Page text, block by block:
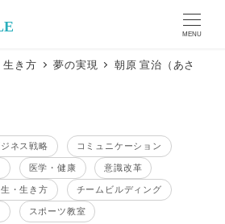
MENU
生き方 夢の実現
朝原 宣治（あさ
ネス戦略
テーマ
コミュニケーション
テーマ
医学・健康
テーマ
意識改革
マ
生・生き方
テーマ
チームビルディング
テーマ
スポーツ教室